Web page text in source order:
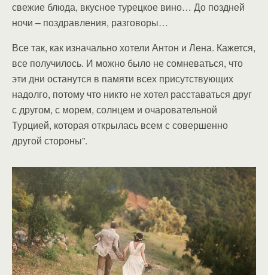
свежие блюда, вкусное турецкое вино… До поздней
ночи – поздравления, разговоры…
Все так, как изначально хотели Антон и Лена. Кажется,
все получилось. И можно было не сомневаться, что
эти дни останутся в памяти всех присутствующих
надолго, потому что никто не хотел расставаться друг
с другом, с морем, солнцем и очаровательной
Турцией, которая открылась всем с совершенно
другой стороны”.